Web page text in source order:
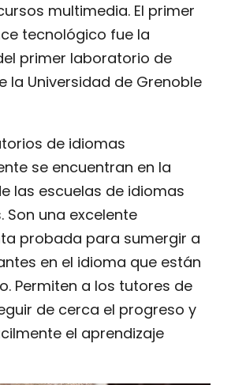
multimedia. El primer
tecnológico fue la
primer laboratorio de
la Universidad de Grenoble
de idiomas
se encuentran en la
las escuelas de idiomas
Son una excelente
probada para sumergir a
en el idioma que están
Permiten a los tutores de
de cerca el progreso y
el aprendizaje